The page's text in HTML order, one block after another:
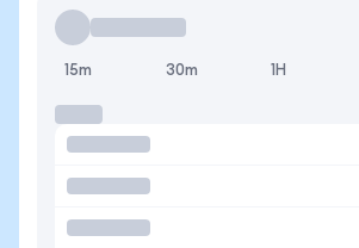
15m 30m 1H